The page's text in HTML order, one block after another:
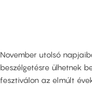
November utolsó
beszélgetésre ülhetnek
fesztiválon az elmúlt